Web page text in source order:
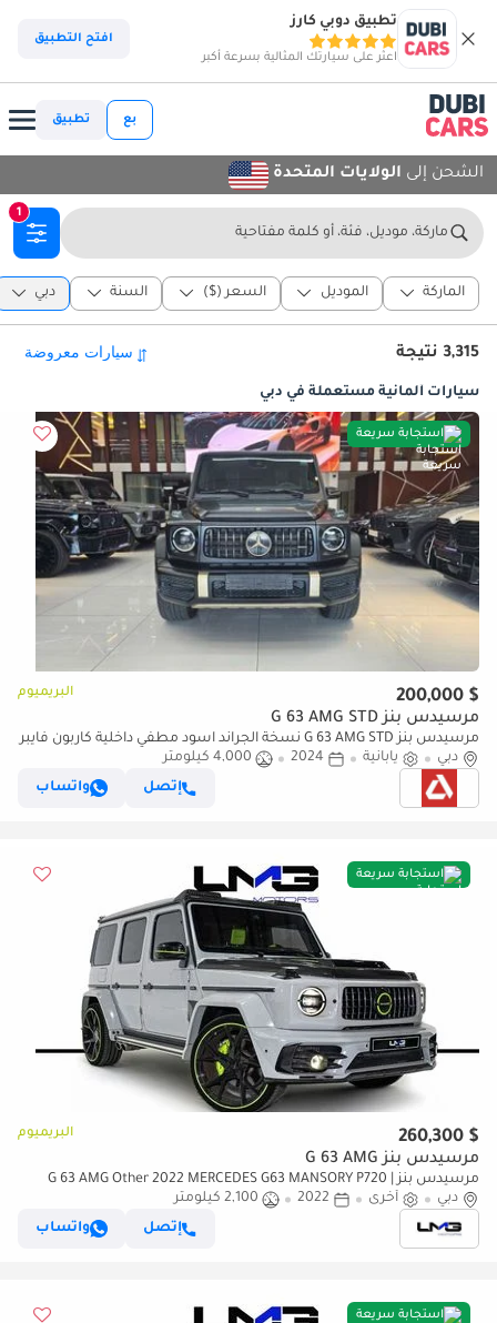
تطبيق دوبي كارز
اعثر على سيارتك المثالية بسرعة أكبر
افتح التطبيق
بع تطبيق
الشحن إلى الولايات المتحدة
ماركة، موديل، فئة، أو كلمة مفتاحية
1
الماركة الموديل السعر ($) السنة دبي
3,315 نتيجة
سيارات ألمانية مستعملة في دبي
استجابة سريعة
$ 200,000 البريميوم
مرسيدس بنز G 63 AMG STD
مرسيدس بنز G 63 AMG STD نسخة الجراند اسود مطفي داخلية كاربون فايبر
دبي
يابانية 2024
4,000 كيلومتر
إتصل
واتساب
استجابة سريعة
$ 260,300 البريميوم
مرسيدس بنز G 63 AMG
مرسيدس بنز G 63 AMG Other 2022 MERCEDES G63 MANSORY P720 |
MANSORY BUILD | VERY LOW MILEAGE | 23-INCH FORGED ALLOY
WHEELS |
دبي أخرى 2022
2,100 كيلومتر
إتصل
واتساب
استجابة سريعة